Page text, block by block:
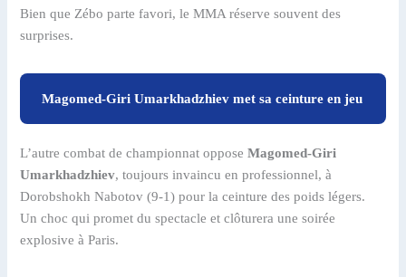
Bien que Zébo parte favori, le MMA réserve souvent des
surprises.
Magomed-Giri Umarkhadzhiev met sa ceinture en jeu
L’autre combat de championnat opposeMagomed-Giri
Umarkhadzhiev, toujours invaincu en professionnel, à
Dorobshokh Nabotov (9-1) pour la ceinture des poids légers.
Un choc qui promet du spectacle et clôturera une soirée
explosive à Paris.